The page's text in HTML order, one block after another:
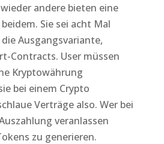
andere bieten eine
Sie sei acht Mal
Ausgangsvariante,
Contracts. User müssen
Kryptowährung
bei einem Crypto
Verträge also. Wer bei
veranlassen
zu generieren.